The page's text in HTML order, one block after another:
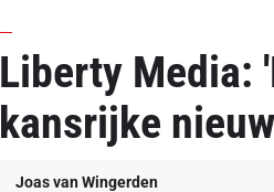
Liberty Media:
kansrijke
Joas van Wingerden